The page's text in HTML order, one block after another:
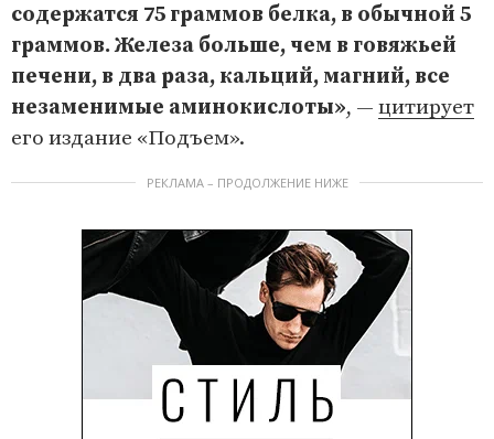
содержатся 75 граммов белка, в обычной 5
граммов. Железа больше, чем в говяжьей
печени, в два раза, кальций, магний, все
незаменимые аминокислоты», — цитирует
его издание «Подъем».
РЕКЛАМА – ПРОДОЛЖЕНИЕ НИЖЕ